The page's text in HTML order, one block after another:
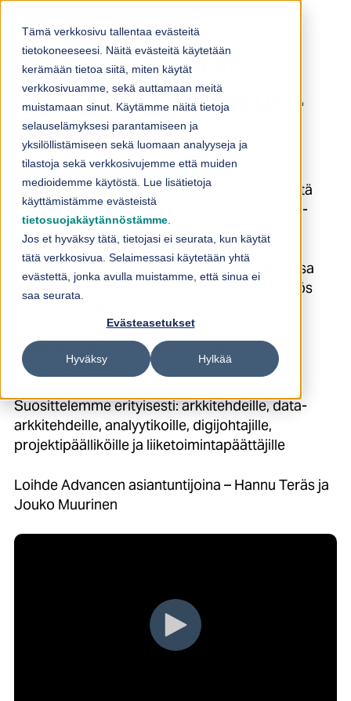
Tämä verkkosivu tallentaa evästeitä
tietokoneeseesi. Näitä evästeitä käytetään
kerämään tietoa siitä, miten käytät
verkkosivuamme, sekä auttamaan meitä
muistamaan sinut. Käytämme näitä tietoja
selauselämyksesi parantamiseen ja
yksilöllistämiseen sekä luomaan analyyseja ja
tilastoja sekä verkkosivujemme että muiden
medioidemme käytöstä. Lue lisätietoja
käyttämistämme evästeistä
tietosuojakäytännöstämme
Jos et hyväksy tätä, tietojasi ei seurata, kun käytät
tätä verkkosivua. Selaimessasi käytetään yhtä
evästettä, jonka avulla muistamme, että sinua ei
saa seurata.
Evästeasetukset
Hyväksy Hylkää
Modernit data-
platform ratkaisut -
tallenne
Tässä webinaarisarjan jaksossa katsotaan mitä
tulevaisuuden mahdollisuuksia modernit data-
platformit, kuten Microsoft Fabric, tuovat
tullessaan. Miten helposti data on tuotavissa,
käsiteltävissä, yhdisteltävissä ja analysoitavissa
yhdessä kokonaisuudessa. Webinaarissa myös
tulevaisuuden arkkitehtuuriratkaisut tukevat
mahdollisimman saumatonta datan
hyödyntämistä.
Suosittelemme erityisesti: arkkitehdeille, data-
arkkitehdeille, analyytikoille, digijohtajille,
projektipäälliköille ja liiketoimintapäättäjille
Loihde Advancen asiantuntijoina – Hannu Teräs ja
Jouko Muurinen